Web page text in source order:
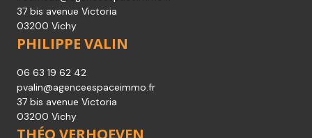
03200 Vichy
JORDAN BESSON
jbesson@agenceespaceimmo.fr
37 bis avenue Victoria
03200 Vichy
LUCILE ROUMEAU